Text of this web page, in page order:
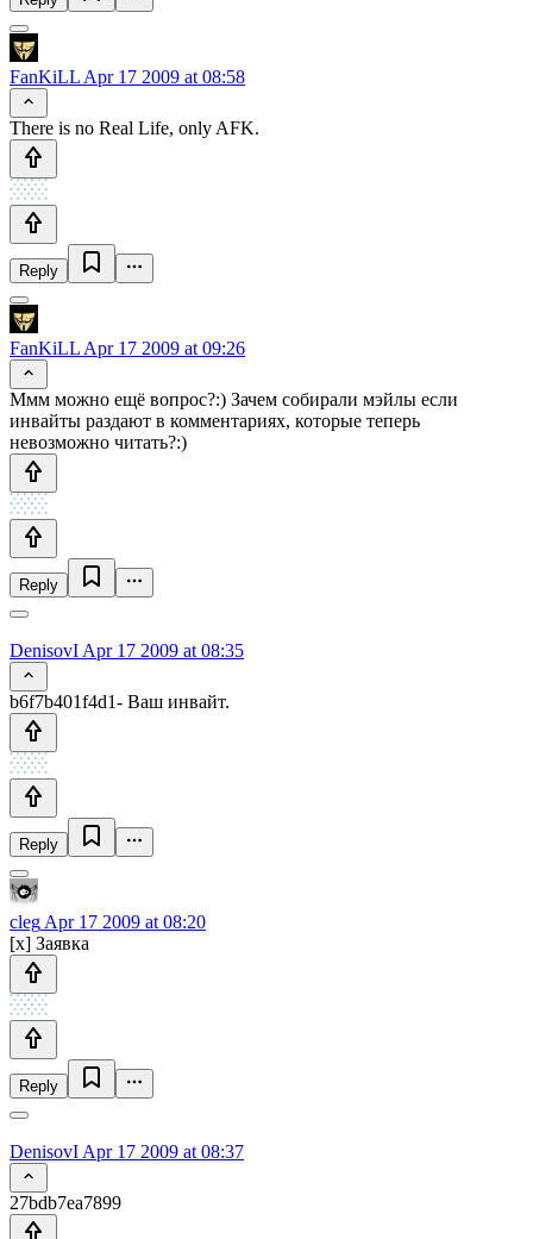
FanKiLL Apr 17 2009 at 08:58
There is no Real Life, only AFK.
Reply
FanKiLL Apr 17 2009 at 09:26
Ммм можно ещё вопрос?:) Зачем собирали мэйлы если
инвайты раздают в комментариях, которые теперь
невозможно читать?:)
Reply
DenisovI Apr 17 2009 at 08:35
b6f7b401f4d1- Ваш инвайт.
Reply
cleg Apr 17 2009 at 08:20
[x] Заявка
Reply
DenisovI Apr 17 2009 at 08:37
27bdb7ea7899